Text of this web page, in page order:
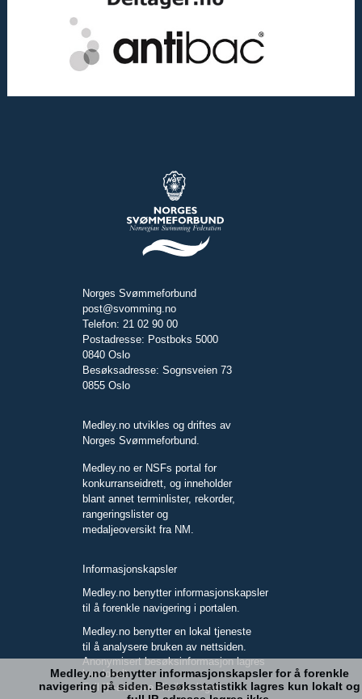
Norges Svømmeforbund
post@svomming.no
Telefon: 21 02 90 00
Postadresse: Postboks 5000
0840 Oslo
Besøksadresse: Sognsveien 73
0855 Oslo
Medley.no utvikles og driftes av
Norges Svømmeforbund.
Medley.no er NSFs portal for
konkurranseidrett, og inneholder
blant annet terminlister, rekorder,
rangeringslister og
medaljeoversikt fra NM.
Informasjonskapsler
Medley.no benytter informasjonskapsler
til å forenkle navigering i portalen.
Medley.no benytter en lokal tjeneste
til å analysere bruken av nettsiden.
Anonymisert besøksinformasjon lagres
kun lokalt.
Full IP-adresse blir ikke lagret.
Medley.no benytter informasjonskapsler for å forenkle
navigering på siden. Besøksstatistikk lagres kun lokalt og